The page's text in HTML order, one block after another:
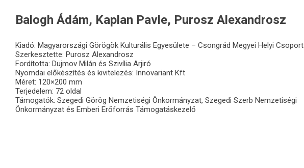
Balogh Ádám, Kaplan Pavle, Purosz Alexandrosz
Kiadó: Magyarországi Görögök Kulturális Egyesülete – Csongrád Megyei Helyi Csoport
Szerkesztette: Purosz Alexandrosz
Fordította: Dujmov Milán és Szivília Arjiró
Nyomdai előkészítés és kivitelezés: Innovariant Kft
Méret: 120×200 mm
Terjedelem: 72 oldal
Támogatók: Szegedi Görög Nemzetiségi Önkormányzat, Szegedi Szerb Nemzetiségi
Önkormányzat és Emberi Erőforrás Támogatáskezelő